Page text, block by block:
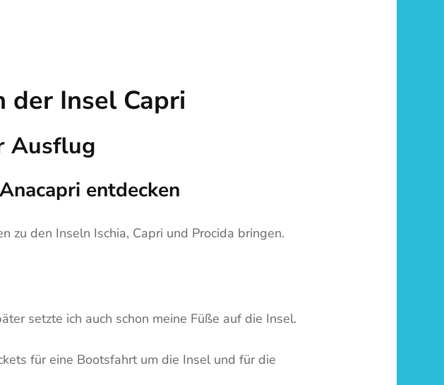
der Insel Capri
Ausflug
entdecken
zu den Inseln Ischia, Capri und Procida bringen.
setzte ich auch schon meine Füße auf die Insel.
für eine Bootsfahrt um die Insel und für die